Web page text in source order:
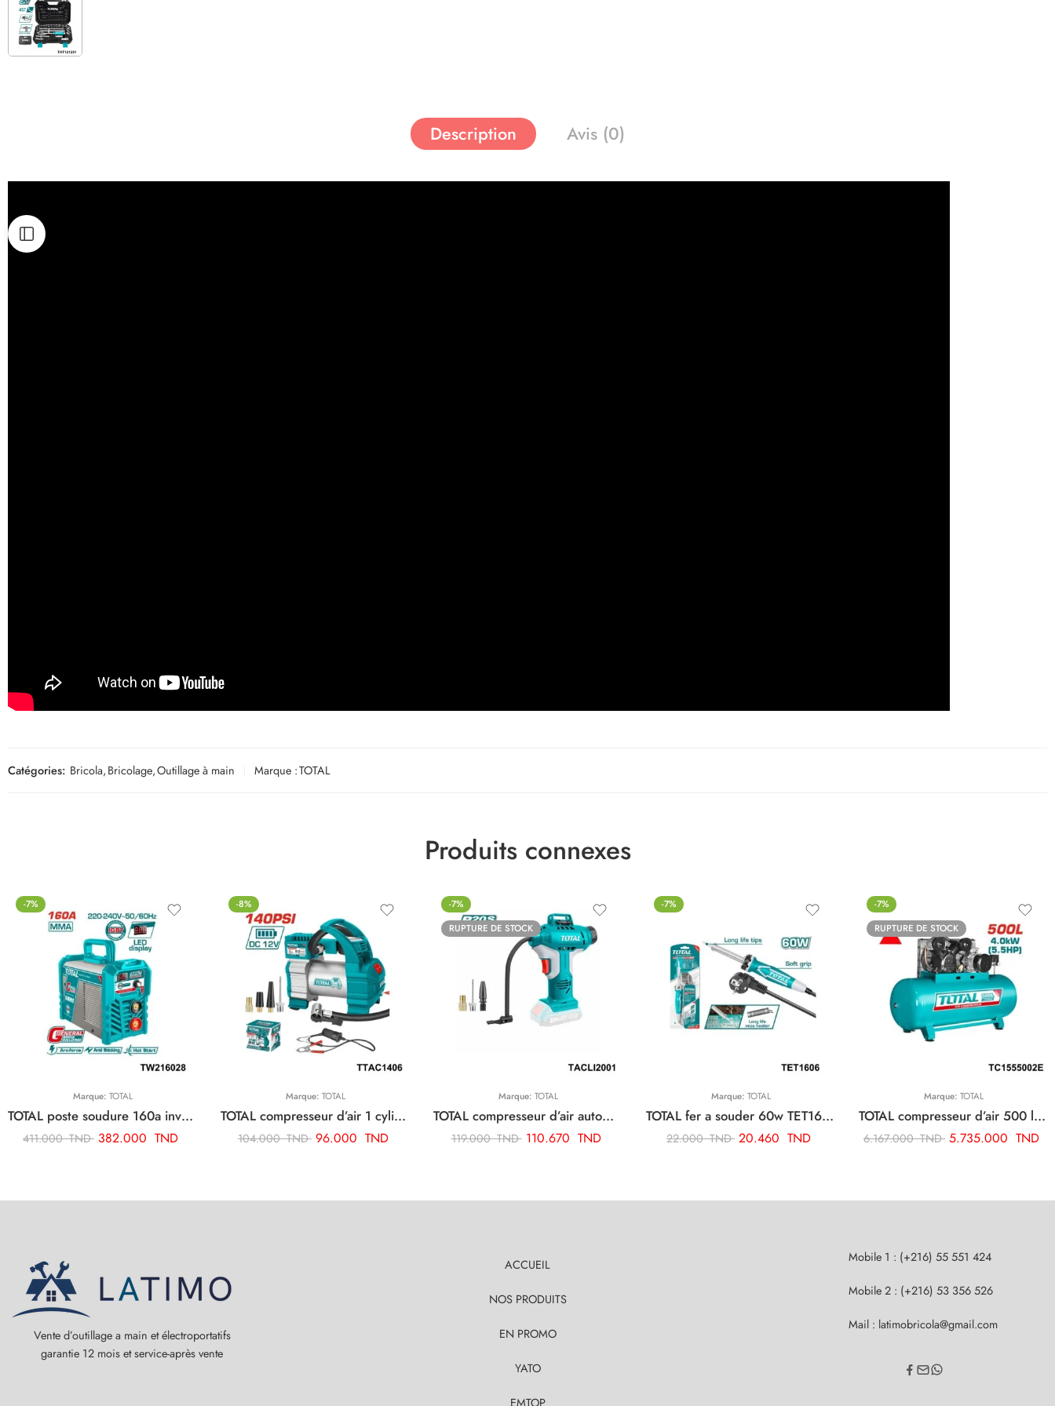
Description Avis (0)
Catégories: Bricola,Bricolage,Outillage à main Marque :TOTAL
Produits connexes
-7%
Marque: TOTAL
TOTAL poste soudure 160a inverter TW216028
411.000TND 382.000 TND
-8%
Marque: TOTAL
TOTAL compresseur d’air 1 cylindre TTAC1406
104.000TND 96.000 TND
-7%
RUPTURE DE STOCK
Marque: TOTAL
TOTAL compresseur d’air automatique sans fil TACLI2001
119.000TND 110.670 TND
-7%
Marque: TOTAL
TOTAL fer a souder 60w TET1606
22.000TND 20.460 TND
-7%
RUPTURE DE STOCK
Marque: TOTAL
TOTAL compresseur d’air 500 litre 5.5hp TC1555002E
6.167.000TND 5.735.000 TND
Vente d’outillage a main et électroportatifs
garantie 12 mois et service-après vente
ACCUEIL
NOS PRODUITS
EN PROMO
YATO
EMTOP
Mobile 1 : (+216) 55 551 424
Mobile 2 : (+216) 53 356 526
Mail : latimobricola@gmail.com